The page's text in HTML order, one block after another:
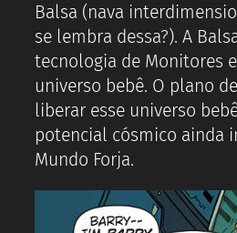
Balsa (nava
se lembra dessa?). A
tecnologia de Monitores
universo bebê. O plano
liberar esse universo
potencial cósmico ainda
Mundo Forja.